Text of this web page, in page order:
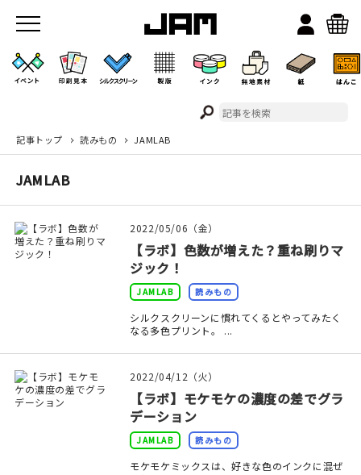
JAMのこと
印刷見本
シルクスクリーン
記事トップ 読みもの JAMLAB
JAMLAB
2022/05/06（金）
【ラボ】色数が増えた？重ね刷りマ
ジック！
JAMLAB 読みもの
シルクスクリーンに慣れてくるとやってみたく
なる多色プリント。 ...
2022/04/12（火）
【ラボ】モケモケの濃度の差でグラ
デーション
JAMLAB 読みもの
モケモケミックスは、好きな色のインクに混ぜ